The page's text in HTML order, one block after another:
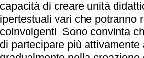
capacità di creare unità
ipertestuali vari che potranno
coinvolgenti. Sono convinta
di partecipare più